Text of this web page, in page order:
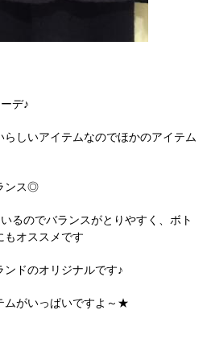
デ♪
しいアイテムなのでほかのアイテム
ンス◎
るのでバランスがとりやすく、ボト
もオススメです
ンドのオリジナルです♪
ムがいっぱいですよ～★